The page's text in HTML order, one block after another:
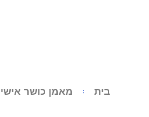
בית מאמן כושר אישי